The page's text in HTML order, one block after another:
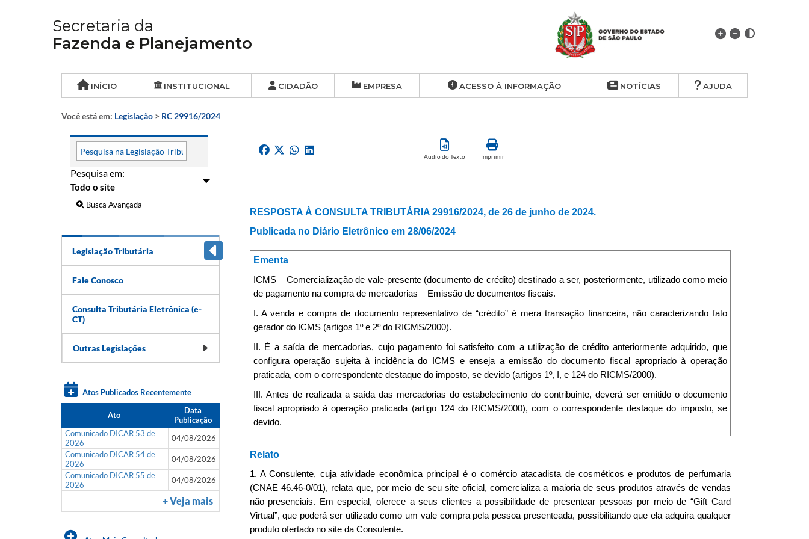
Secretaria da
Fazenda e Planejamento
INÍCIO INSTITUCIONAL CIDADÃO EMPRESA ACESSO À INFORMAÇÃO NOTÍCIAS AJUDA
Você está em: Legislação > RC 29916/2024
Pesquisa em:
Busca Avançada
Legislação Tributária
Fale Conosco
Consulta Tributária Eletrônica (e-
CT)
Outras Legislações
Atos Publicados Recentemente
Ato
Data
Publicação
Comunicado DICAR 53 de
2026
04/08/2026
Comunicado DICAR 54 de
2026
04/08/2026
Comunicado DICAR 55 de
2026
04/08/2026
+ Veja mais
Audio do Texto Imprimir
RESPOSTA À CONSULTA TRIBUTÁRIA 29916/2024, de 26 de junho de 2024.
Publicada no Diário Eletrônico em 28/06/2024
Ementa
ICMS – Comercialização de vale-presente (documento de crédito) destinado a ser, posteriormente, utilizado como meio
de pagamento na compra de mercadorias – Emissão de documentos fiscais.
I. A venda e compra de documento representativo de “crédito” é mera transação financeira, não caracterizando fato
gerador do ICMS (artigos 1º e 2º do RICMS/2000).
II. É a saída de mercadorias, cujo pagamento foi satisfeito com a utilização de crédito anteriormente adquirido, que
configura operação sujeita à incidência do ICMS e enseja a emissão do documento fiscal apropriado à operação
praticada, com o correspondente destaque do imposto, se devido (artigos 1º, I, e 124 do RICMS/2000).
III. Antes de realizada a saída das mercadorias do estabelecimento do contribuinte, deverá ser emitido o documento
fiscal apropriado à operação praticada (artigo 124 do RICMS/2000), com o correspondente destaque do imposto, se
devido.
Relato
1. A Consulente, cuja atividade econômica principal é o comércio atacadista de cosméticos e produtos de perfumaria
(CNAE 46.46-0/01), relata que, por meio de seu site oficial, comercializa a maioria de seus produtos através de vendas
não presenciais. Em especial, oferece a seus clientes a possibilidade de presentear pessoas por meio de “Gift Card
Virtual”, que poderá ser utilizado como um vale compra pela pessoa presenteada, possibilitando que ela adquira qualquer
produto ofertado no site da Consulente.